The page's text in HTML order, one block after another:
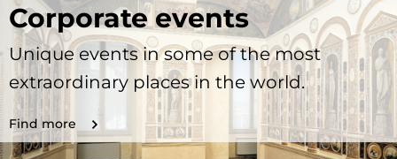
Corporate events
Unique events in some of the most
extraordinary places in the world.
Find more